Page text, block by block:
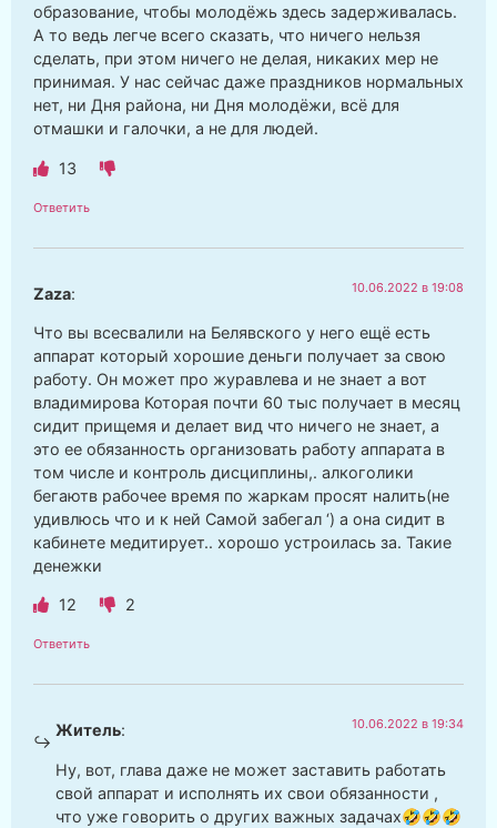
образование, чтобы молодёжь здесь задерживалась.
А то ведь легче всего сказать, что ничего нельзя
сделать, при этом ничего не делая, никаких мер не
принимая. У нас сейчас даже праздников нормальных
нет, ни Дня района, ни Дня молодёжи, всё для
отмашки и галочки, а не для людей.
13
Ответить
Zaza: 10.06.2022 в 19:08
Что вы всесвалили на Белявского у него ещё есть
аппарат который хорошие деньги получает за свою
работу. Он может про журавлева и не знает а вот
владимирова Которая почти 60 тыс получает в месяц
сидит прищемя и делает вид что ничего не знает, а
это ее обязанность организовать работу аппарата в
том числе и контроль дисциплины,. алкоголики
бегаютв рабочее время по жаркам просят налить(не
удивлюсь что и к ней Самой забегал ‘) а она сидит в
кабинете медитирует.. хорошо устроилась за. Такие
денежки
12 2
Ответить
Житель: 10.06.2022 в 19:34
Ну, вот, глава даже не может заставить работать
свой аппарат и исполнять их свои обязанности ,
что уже говорить о других важных задачах🤣🤣🤣